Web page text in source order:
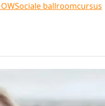
Sociale ballroomcursus